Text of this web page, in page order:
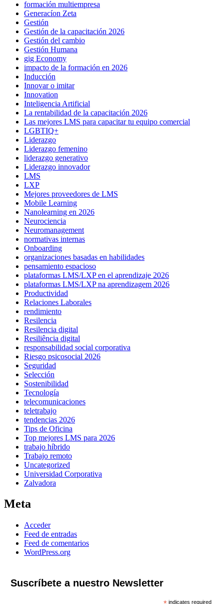
formación multiempresa
Generacíon Zeta
Gestión
Gestión de la capacitación 2026
Gestión del cambio
Gestión Humana
gig Economy
impacto de la formación en 2026
Inducción
Innovar o imitar
Innovation
Inteligencia Artificial
La rentabilidad de la capacitación 2026
Las mejores LMS para capacitar tu equipo comercial
LGBTIQ+
Liderazgo
Liderazgo femenino
liderazgo generativo
Liderazgo innovador
LMS
LXP
Mejores proveedores de LMS
Mobile Learning
Nanolearning en 2026
Neurociencia
Neuromanagement
normativas internas
Onboarding
organizaciones basadas en habilidades
pensamiento espacioso
plataformas LMS/LXP en el aprendizaje 2026
plataformas LMS/LXP na aprendizagem 2026
Productividad
Relaciones Laborales
rendimiento
Resilencia
Resilencia digital
Resiliência digital
responsabilidad social corporativa
Riesgo psicosocial 2026
Seguridad
Selección
Sostenibilidad
Tecnología
telecomunicaciones
teletrabajo
tendencias 2026
Tips de Oficina
Top mejores LMS para 2026
trabajo híbrido
Trabajo remoto
Uncategorized
Universidad Corporativa
Zalvadora
Meta
Acceder
Feed de entradas
Feed de comentarios
WordPress.org
Suscríbete a nuestro Newsletter
indicates required